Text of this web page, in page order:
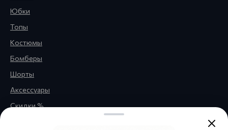
Юбки
Топы
Костюмы
Бомберы
Шорты
Аксессуары
Скидки %